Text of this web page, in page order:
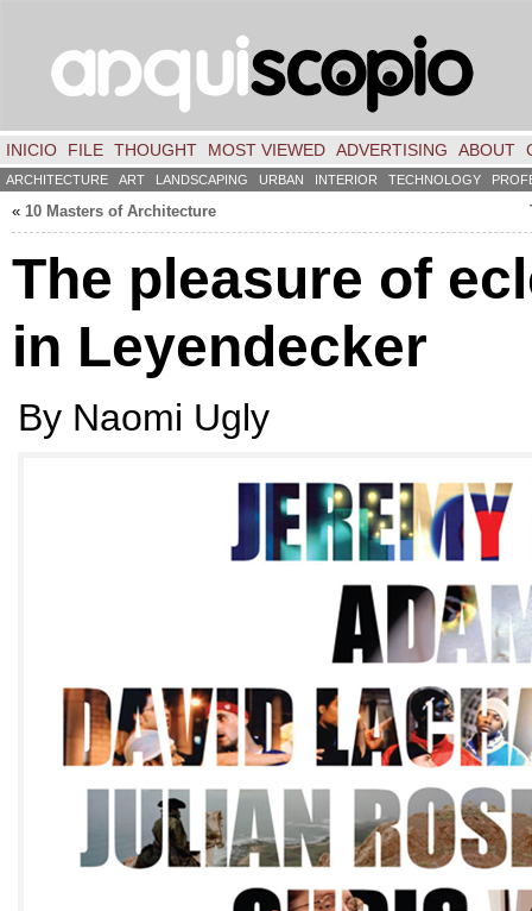
INICIO FILE THOUGHT MOST VIEWED ADVERTISING ABOUT
ARCHITECTURE ART LANDSCAPING URBAN INTERIOR TECHNOLOGY
« 10 Masters of Architecture
The pleasure of
in Leyendecker
By Naomi Ugly